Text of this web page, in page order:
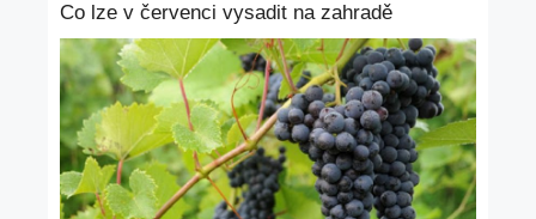
Co lze v červenci vysadit na zahradě